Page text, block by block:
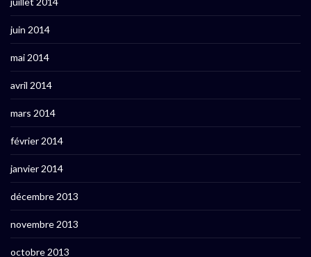
juin 2014
mai 2014
avril 2014
mars 2014
février 2014
janvier 2014
décembre 2013
novembre 2013
octobre 2013